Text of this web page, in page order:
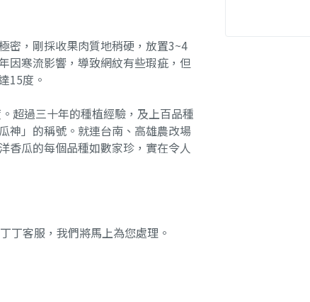
密，剛採收果肉質地稍硬，放置3~4
因寒流影響，導致網紋有些瑕疵，但
15度。
超過三十年的種植經驗，及上百品種
神」的稱號。就連台南、高雄農改場
香瓜的每個品種如數家珍，實在令人
丁客服，我們將馬上為您處理。